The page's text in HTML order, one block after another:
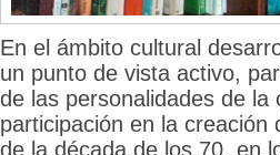
En el ámbito cultural
un punto de vista activo,
de las personalidades de
participación en la creación
de la década de los 70, en